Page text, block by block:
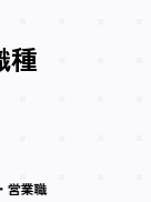
種
営業職